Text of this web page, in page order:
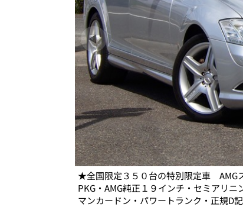
★全国限定３５０台の特別限定車
PKG・AMG純正１９インチ・セミアリ
マンカードン・パワートランク・正規D